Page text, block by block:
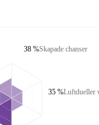
Skapade chanser
38 %
Luftdueller
35 %